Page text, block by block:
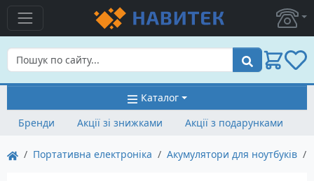
Пошук
Каталог
Бренди
Акції зі знижками Акції з подарунками
Портативна електроніка Акумулятори для ноутбуків